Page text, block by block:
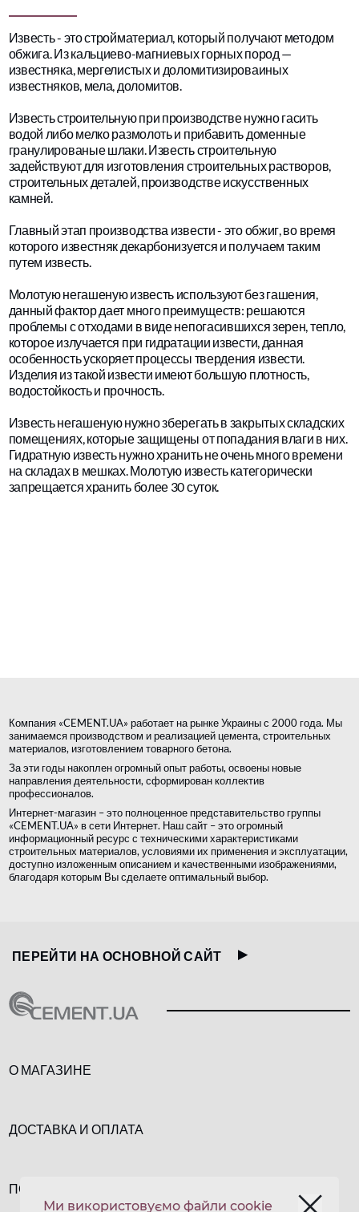
Известь - это стройматериал, который получают методом
обжига. Из кальциево-магниевых горных пород —
известняка, мергелистых и доломитизироваиных
известняков, мела, доломитов.
Известь строительную при производстве нужно гасить
водой либо мелко размолоть и прибавить доменные
гранулированые шлаки. Известь строительную
задействуют для изготовления строительных растворов,
строительных деталей, производстве искусственных
камней.
Главный этап производства извести - это обжиг, во время
которого известняк декарбонизуется и получаем таким
путем известь.
Молотую негашеную известь используют без гашения,
данный фактор дает много преимуществ: решаются
проблемы с отходами в виде непогасившихся зерен, тепло,
которое излучается при гидратации извести, данная
особенность ускоряет процессы твердения извести.
Изделия из такой извести имеют большую плотность,
водостойкость и прочность.
Известь негашеную нужно зберегать в закрытых складских
помещениях, которые защищены от попадания влаги в них.
Гидратную известь нужно хранить не очень много времени
на складах в мешках. Молотую известь категорически
запрещается хранить более 30 суток.
Компания «CEMENT.UA» работает на рынке Украины с 2000 года. Мы
занимаемся производством и реализацией цемента, строительных
материалов, изготовлением товарного бетона.
За эти годы накоплен огромный опыт работы, освоены новые
направления деятельности, сформирован коллектив
профессионалов.
Интернет-магазин – это полноценное представительство группы
«CEMENT.UA» в сети Интернет. Наш сайт – это огромный
информационный ресурс с техническими характеристиками
строительных материалов, условиями их применения и эксплуатации,
доступно изложенным описанием и качественными изображениями,
благодаря которым Вы сделаете оптимальный выбор.
ПЕРЕЙТИ НА ОСНОВНОЙ САЙТ
О МАГАЗИНЕ
ДОСТАВКА И ОПЛАТА
ПОЛИТИКА КОНФИДЕНЦИАЛЬНОСТИ
Ми використовуємо файли cookie